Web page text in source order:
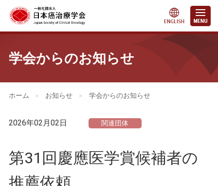
学会からのお知らせ
会員・医療関係の皆さまへ
> お知らせ > 学会からのお知らせ
2026年02月02日 関連団体
第31回慶應医学賞候補者の